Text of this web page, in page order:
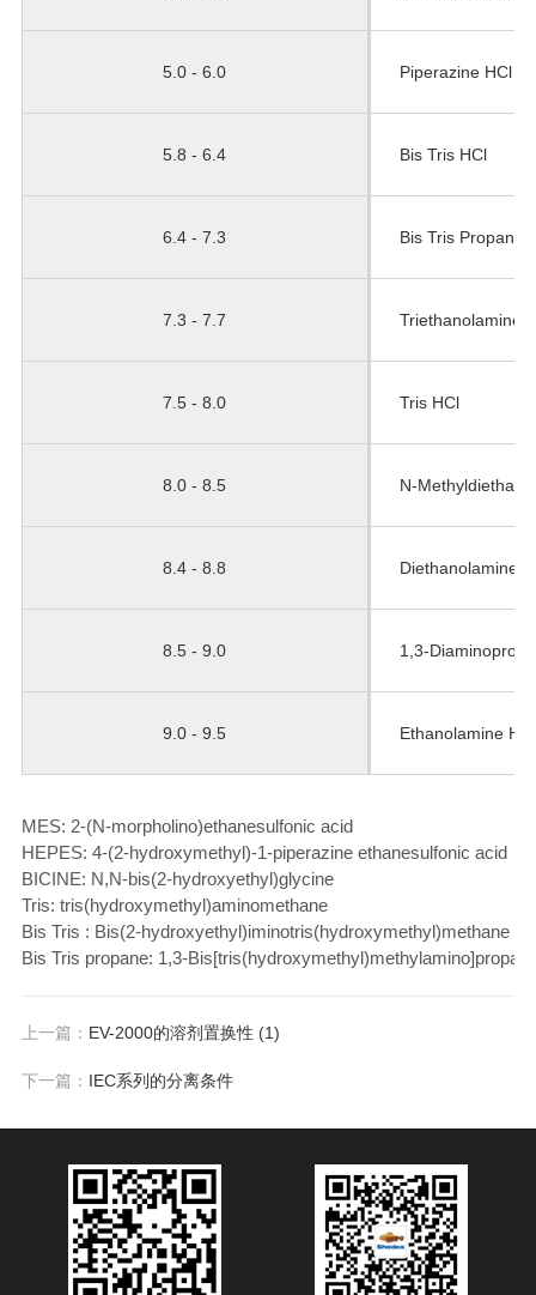
5.0 - 6.0 Piperazine HCl
5.8 - 6.4 Bis Tris HCl
6.4 - 7.3 Bis Tris Propane
7.3 - 7.7 Triethanolamine
7.5 - 8.0 Tris HCl
8.0 - 8.5 N-
8.4 - 8.8 Diethanolamine
8.5 - 9.0 1,3-
9.0 - 9.5 Ethanolamine HCl
MES: 2-(N-morpholino)ethanesulfonic acid
HEPES: 4-(2-hydroxymethyl)-1-piperazine ethanesulfonic acid
BICINE: N,N-bis(2-hydroxyethyl)glycine
Tris: tris(hydroxymethyl)aminomethane
Bis Tris : Bis(2-hydroxyethyl)iminotris(hydroxymethyl)methane
Bis Tris propane: 1,3-
上一篇： EV-2000的溶剂置换性 (1)
下一篇： IEC系列的分离条件